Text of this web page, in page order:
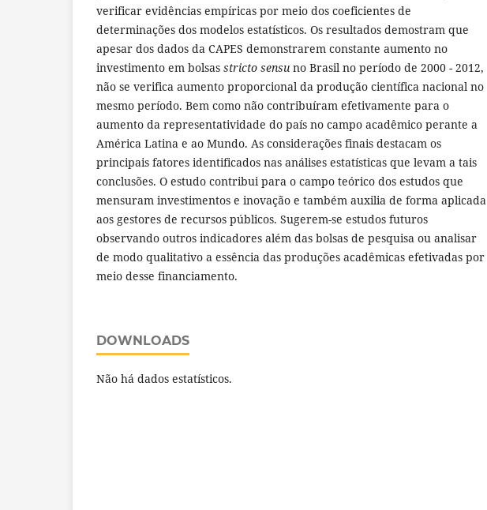
verificar evidências empíricas por meio dos coeficientes de
determinações dos modelos estatísticos. Os resultados demostram que
apesar dos dados da CAPES demonstrarem constante aumento no
investimento em bolsas stricto sensu no Brasil no período de 2000 - 2012,
não se verifica aumento proporcional da produção científica nacional no
mesmo período. Bem como não contribuíram efetivamente para o
aumento da representatividade do país no campo acadêmico perante a
América Latina e ao Mundo. As considerações finais destacam os
principais fatores identificados nas análises estatísticas que levam a tais
conclusões. O estudo contribui para o campo teórico dos estudos que
mensuram investimentos e inovação e também auxilia de forma aplicada
aos gestores de recursos públicos. Sugerem-se estudos futuros
observando outros indicadores além das bolsas de pesquisa ou analisar
de modo qualitativo a essência das produções acadêmicas efetivadas por
meio desse financiamento.
DOWNLOADS
Não há dados estatísticos.